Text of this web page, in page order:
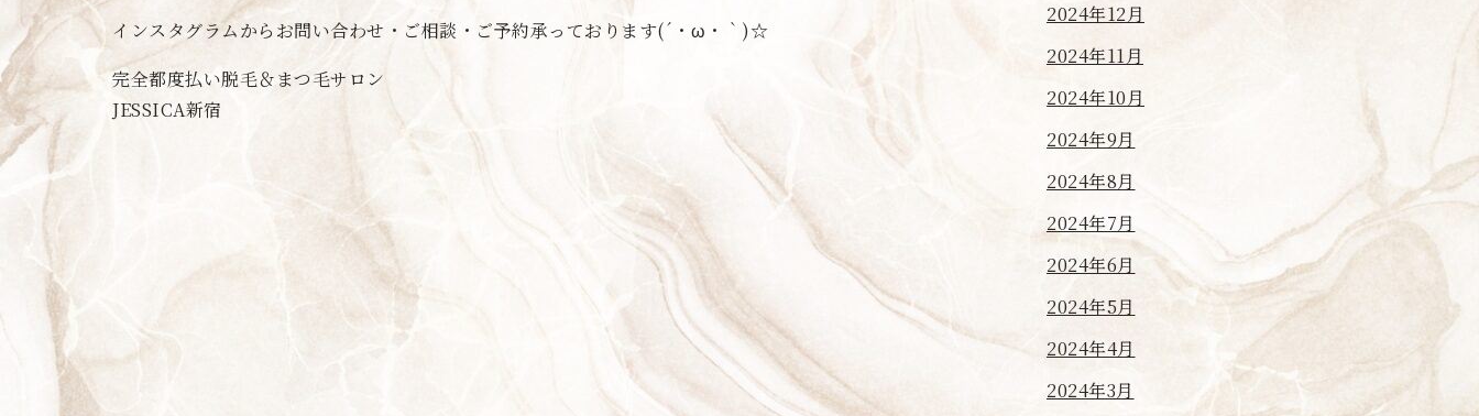
インスタグラムからお問い合わせ・ご相談・ご予約承っております(´・ω・｀)☆
完全都度払い脱毛＆まつ毛サロン
JESSICA新宿
2024年12月
2024年11月
2024年10月
2024年9月
2024年8月
2024年7月
2024年6月
2024年5月
2024年4月
2024年3月